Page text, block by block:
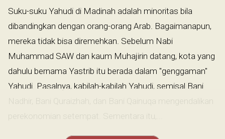
Suku-suku Yahudi di Madinah adalah minoritas bila
dibandingkan dengan orang-orang Arab. Bagaimanapun,
mereka tidak bisa diremehkan. Sebelum Nabi
Muhammad SAW dan kaum Muhajirin datang, kota yang
dahulu bernama Yastrib itu berada dalam "genggaman"
Yahudi. Pasalnya, kabilah-kabilah Yahudi, semisal Bani
Nadhir, Bani Quraizhah, dan Bani Qainuqa mengendalikan
perekonomian setempat. Sementara itu,...